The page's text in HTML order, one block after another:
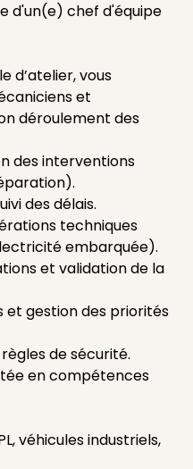
d'un(e) chef d'équipe
d’atelier, vous
et
déroulement des
des interventions
des délais.
techniques
embarquée).
et validation de la
et gestion des priorités
de sécurité.
en compétences
véhicules industriels,